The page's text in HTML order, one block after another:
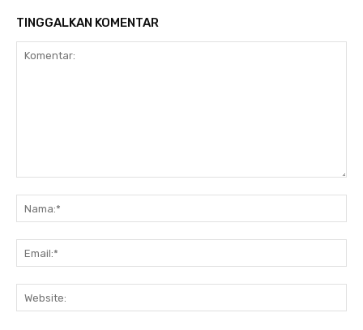
TINGGALKAN KOMENTAR